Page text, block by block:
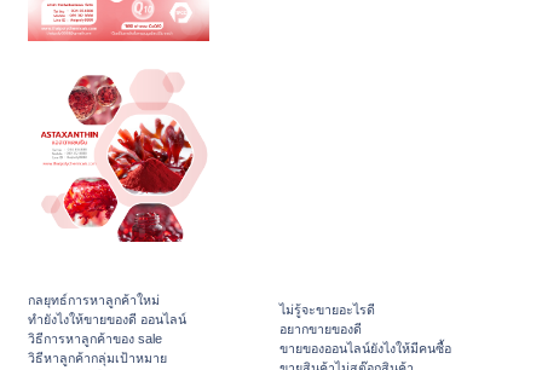
กลยุทธ์การหาลูกค้าใหม่
ทํายังไงให้ขายของดี ออนไลน์
วิธีการหาลูกค้าของ sale
วิธีหาลูกค้ากลุ่มเป้าหมาย
ไม่รู้จะขายอะไรดี
อยากขายของดี
ขายของออนไลน์ยังไงให้มีคนซื้อ